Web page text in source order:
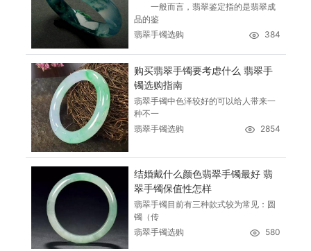
一般而言，翡翠鉴定指的是翡翠成
品的鉴
翡翠手镯选购
384
购买翡翠手镯要考虑什么 翡翠手
镯选购指南
翡翠手镯中色泽较好的可以给人带来一
种不一
翡翠手镯选购
2854
结婚戴什么颜色翡翠手镯最好 翡
翠手镯保值性怎样
翡翠手镯目前有三种款式较为常见：圆
镯（传
翡翠手镯选购
580